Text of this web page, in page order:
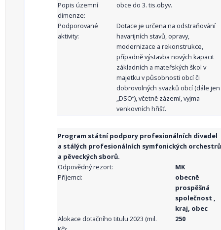
Popis územní
dimenze:
obce do 3. tis.obyv.
Podporované
aktivity:
Dotace je určena na odstraňování
havarijních stavů, opravy,
modernizace a rekonstrukce,
případně výstavba nových kapacit
základních a mateřských škol v
majetku v působnosti obcí či
dobrovolných svazků obcí (dále jen
„DSO“), včetně zázemí, vyjma
venkovních hřišť.
Program státní podpory profesionálních divadel
a stálých profesionálních symfonických orchestrů
a pěveckých sborů.
Odpovědný rezort:
MK
Příjemci:
obecně
prospěšná
společnost ,
kraj, obec
Alokace dotačního titulu 2023 (mil.
250